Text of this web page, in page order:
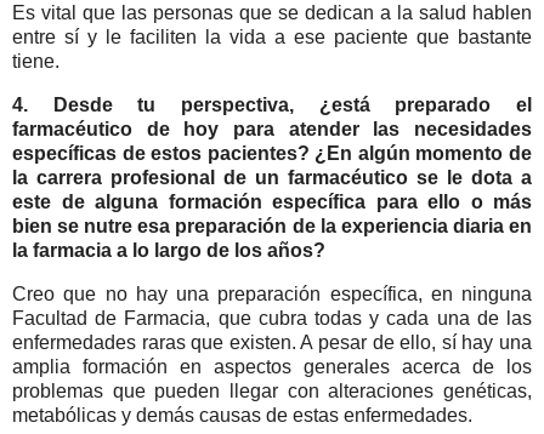
Es vital que las personas que se dedican a la salud hablen
entre sí y le faciliten la vida a ese paciente que bastante
tiene.
4. Desde tu perspectiva, ¿está preparado el
farmacéutico de hoy para atender las necesidades
específicas de estos pacientes? ¿En algún momento de
la carrera profesional de un farmacéutico se le dota a
este de alguna formación específica para ello o más
bien se nutre esa preparación de la experiencia diaria en
la farmacia a lo largo de los años?
Creo que no hay una preparación específica, en ninguna
Facultad de Farmacia, que cubra todas y cada una de las
enfermedades raras que existen. A pesar de ello, sí hay una
amplia formación en aspectos generales acerca de los
problemas que pueden llegar con alteraciones genéticas,
metabólicas y demás causas de estas enfermedades.